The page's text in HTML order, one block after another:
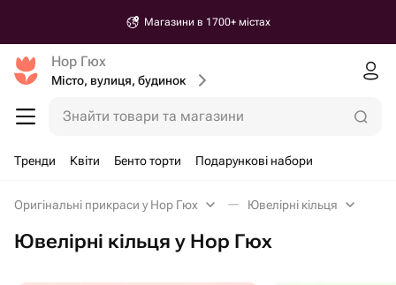
Магазини в 1700+ містах
Нор Гюх
Місто, вулиця, будинок
Знайти товари та магазини
Тренди Квіти Бенто торти Подарункові набори
Оригінальні прикраси у Нор Гюх Ювелірні кільця
Ювелірні кільця у Нор Гюх